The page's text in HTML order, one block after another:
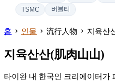
TSMC
버블티
홈 인물 流行人物 지육산
지육산산(肌肉山山)
타이완 내 한국인 크리에이터가